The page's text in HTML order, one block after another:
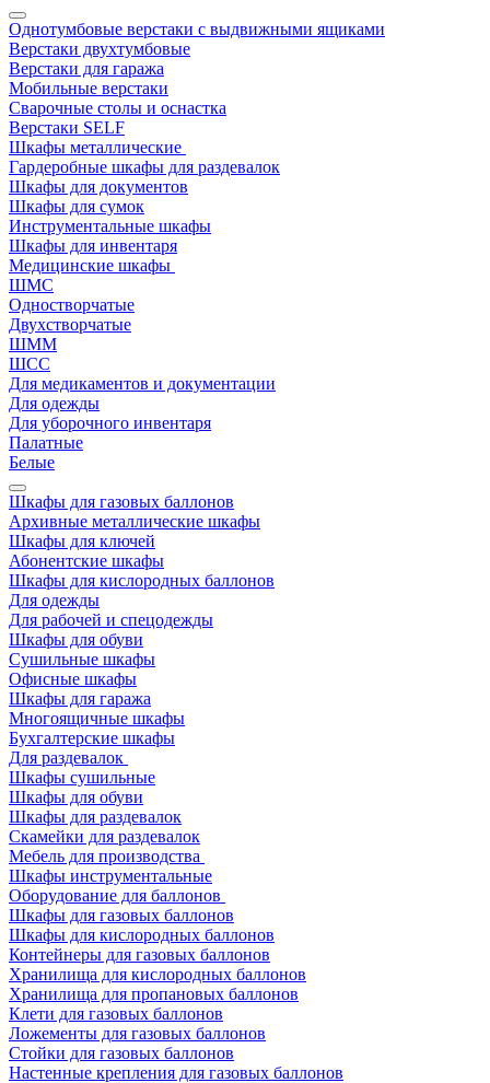
Однотумбовые верстаки с выдвижными ящиками
Верстаки двухтумбовые
Верстаки для гаража
Мобильные верстаки
Сварочные столы и оснастка
Верстаки SELF
Шкафы металлические
Гардеробные шкафы для раздевалок
Шкафы для документов
Шкафы для сумок
Инструментальные шкафы
Шкафы для инвентаря
Медицинские шкафы
ШМС
Одностворчатые
Двухстворчатые
ШММ
ШСС
Для медикаментов и документации
Для одежды
Для уборочного инвентаря
Палатные
Белые
Шкафы для газовых баллонов
Архивные металлические шкафы
Шкафы для ключей
Абонентские шкафы
Шкафы для кислородных баллонов
Для одежды
Для рабочей и спецодежды
Шкафы для обуви
Сушильные шкафы
Офисные шкафы
Шкафы для гаража
Многоящичные шкафы
Бухгалтерские шкафы
Для раздевалок
Шкафы сушильные
Шкафы для обуви
Шкафы для раздевалок
Скамейки для раздевалок
Мебель для производства
Шкафы инструментальные
Оборудование для баллонов
Шкафы для газовых баллонов
Шкафы для кислородных баллонов
Контейнеры для газовых баллонов
Хранилища для кислородных баллонов
Хранилища для пропановых баллонов
Клети для газовых баллонов
Ложементы для газовых баллонов
Стойки для газовых баллонов
Настенные крепления для газовых баллонов